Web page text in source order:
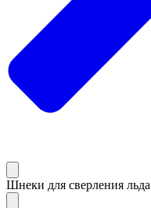
Шнеки для сверления льда